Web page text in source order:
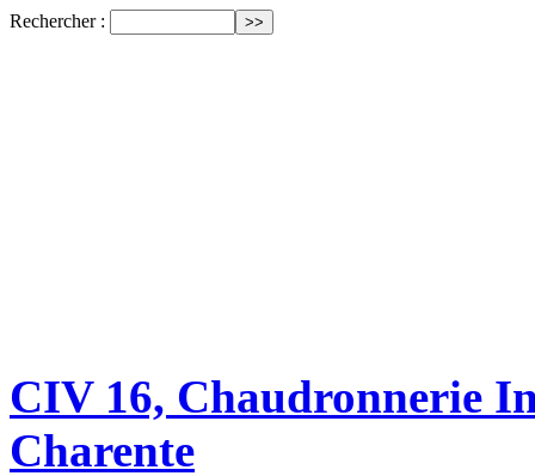
Rechercher :
CIV 16, Chaudronnerie
Charente